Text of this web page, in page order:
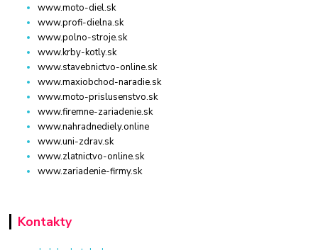
www.moto-diel.sk
www.profi-dielna.sk
www.polno-stroje.sk
www.krby-kotly.sk
www.stavebnictvo-online.sk
www.maxiobchod-naradie.sk
www.moto-prislusenstvo.sk
www.firemne-zariadenie.sk
www.nahradnediely.online
www.uni-zdrav.sk
www.zlatnictvo-online.sk
www.zariadenie-firmy.sk
Kontakty